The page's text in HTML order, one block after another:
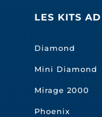
LES KITS AD
Diamond
Mini Diamond
Mirage 2000
Phoenix